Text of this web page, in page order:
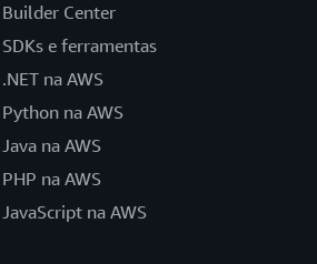
Builder Center
SDKs e ferramentas
.NET na AWS
Python na AWS
Java na AWS
PHP na AWS
JavaScript na AWS